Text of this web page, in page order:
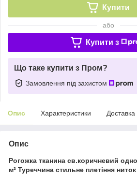
Купити
або
Купити з
Що таке купити з Пром?
Замовлення під захистом
Опис Характеристики Доставка
Опис
Рогожка тканина св.коричневий
м² Туреччина стильне плетіння ниток